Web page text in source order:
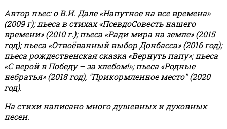
Автор пьес: о В.И. Дале «Напутное на все времена»
(2009 г); пьеса в стихах «ПсевдоСовесть нашего
времени» (2010 г.); пьеса «Ради мира на земле» (2015
год); пьеса «Отвоёванный выбор Донбасса» (2016 год);
пьеса рождественская сказка «Вернуть папу»; пьеса
«С верой в Победу – за хлебом!»;пьеса «Родные
небратья» (2018 год), "Прикормленное место" (2020
год).
На стихи написано много душевных и духовных
песен.